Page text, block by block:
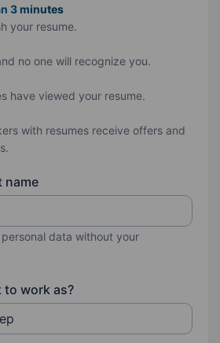
3 minutes
your resume.
no one will recognize you.
have viewed your resume.
with resumes receive offers and
name
data without your
to work as?